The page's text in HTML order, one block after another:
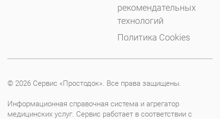
рекомендательных
технологий
Политика Cookies
© 2026 Сервис «Простодок». Все права защищены.
Информационная справочная система и агрегатор
медицинских услуг. Сервис работает в соответствии с